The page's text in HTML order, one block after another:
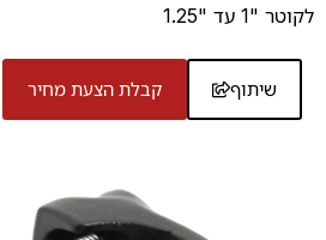
לקוטר "1 עד "1.25
שיתוף קבלת הצעת מחיר